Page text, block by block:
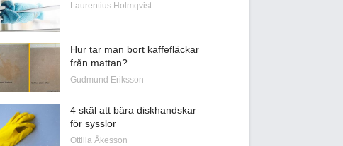
Laurentius Holmqvist
Hur tar man bort kaffefläckar
från mattan?
Gudmund Eriksson
4 skäl att bära diskhandskar
för sysslor
Ottilia Åkesson